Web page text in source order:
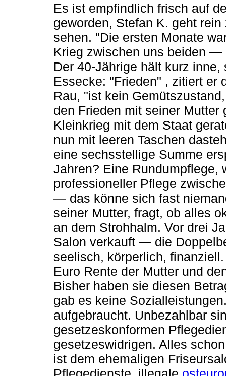
Es ist empfindlich frisch auf
geworden, Stefan K. geht
sehen. "Die ersten Monate
Krieg zwischen uns beiden —
Der 40-Jährige hält kurz
Essecke: "Frieden" , zitiert er
Rau, "ist kein
den Frieden mit seiner
Kleinkrieg mit dem Staat
nun mit leeren Taschen
eine sechsstellige Summe
Jahren? Eine Rundumpflege,
professioneller Pflege
— das könne sich fast
seiner Mutter, fragt, ob alles
an dem Strohhalm. Vor drei
Salon verkauft — die
seelisch, körperlich,
Euro Rente der Mutter und
Bisher haben sie diesen
gab es keine
aufgebraucht. Unbezahlbar
gesetzeskonformen
gesetzeswidrigen. Alles
ist dem ehemaligen